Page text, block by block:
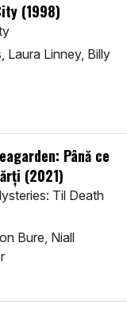
(1998)
Laura Linney, Billy
Până ce
(2021)
Til Death
Bure, Niall